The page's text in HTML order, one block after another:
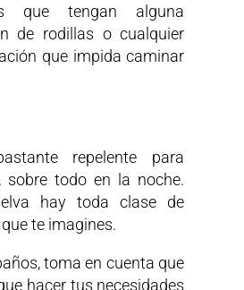
que tengan alguna
de rodillas o cualquier
que impida caminar
repelente para
sobre todo en la noche.
hay toda clase de
te imagines.
toma en cuenta que
hacer tus necesidades